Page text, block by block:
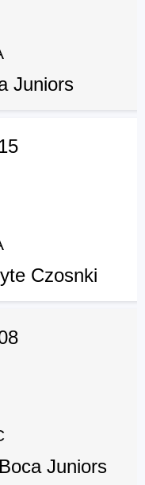
Juniors
Czosnki
Juniors